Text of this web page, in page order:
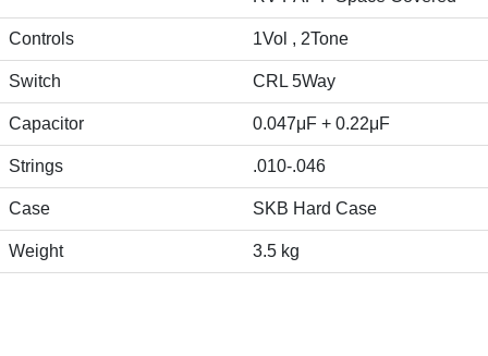
Controls 1Vol , 2Tone
Switch CRL 5Way
Capacitor 0.047μF + 0.22μF
Strings .010-.046
Case SKB Hard Case
Weight 3.5 kg